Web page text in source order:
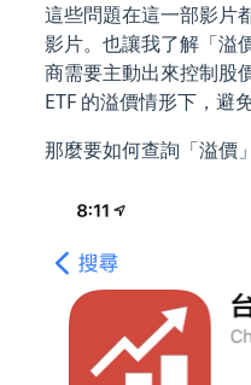
這些問題在這一部影片
影片。也讓我了解「溢
商需要主動出來控制股
ETF 的溢價情形下，避
那麼要如何查詢「溢價